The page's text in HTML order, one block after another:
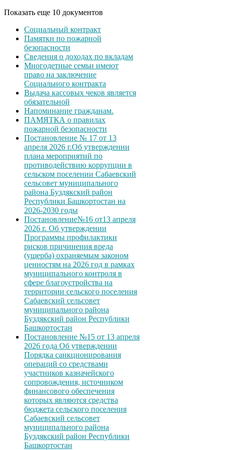
Показать еще 10 документов
Социальный контракт
Памятки по пожарной
безопасности
Сведения о доходах по вкладам
Многодетные семьи имеют
право на заключение
Социального контракта
Выдача кассовых чеков является
обязательной
Напоминание гражданам.
ПАМЯТКА о правилах
пожарной безопасности
Постановление № 17 от 13
апреля 2026 г.Об утверждении
плана мероприятий по
противодействию коррупции в
сельском поселении Сабаевский
сельсовет муниципального
района Буздякский район
Республики Башкортостан на
2026-2030 годы
Постановление№16 от13 апреля
2026 г. Об утверждении
Программы профилактики
рисков причинения вреда
(ущерба) охраняемым законом
ценностям на 2026 год в рамках
муниципального контроля в
сфере благоустройства на
территории сельского поселения
Сабаевский сельсовет
муниципального района
Буздякский район Республики
Башкортостан
Постановление №15 от 13 апреля
2026 года Об утверждении
Порядка санкционирования
операций со средствами
участников казначейского
сопровождения, источником
финансового обеспечения
которых являются средства
бюджета сельского поселения
Сабаевский сельсовет
муниципального района
Буздякский район Республики
Башкортостан